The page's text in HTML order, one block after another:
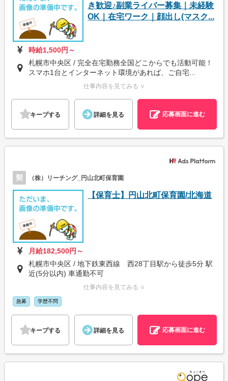
き歓迎♪副業ライバー募集｜未経験
OK｜在宅ワーク｜顔出し(マスク...
時給1,500円～
札幌市中央区 / 完全在宅勤務全国どこからでも活動可能！
スマホ1台とインターネット環境があれば、ご自宅...
仕事内容を見てみる ∨
キープする 詳細を見る 応募画面に進む
契 （株）リーチング_円山北町保育園
【保育士】円山北町保育園/北海道
月給182,500円～
札幌市中央区 / 地下鉄東西線 西28丁目駅から徒歩5分 駅
近(5分以内) 車通勤不可
仕事内容を見てみる ∨
急募 学歴不問
キープする 詳細を見る 応募画面に進む